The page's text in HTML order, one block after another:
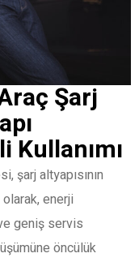
Şarj
Kullanımı
şarj altyapısının
enerji
geniş servis
öncülük